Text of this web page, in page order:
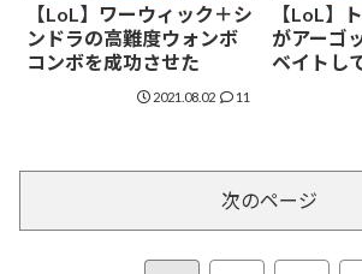
【LoL】ワーウィック＋シ
ンドラの高難度ウォンボ
コンボを成功させた
2021.08.02 11
【LoL】
がアーゴ
ベイトし
次のページ